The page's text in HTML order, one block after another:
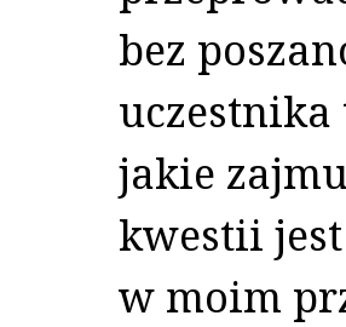
bez
uczestnika
jakie
kwestii jest
w moim